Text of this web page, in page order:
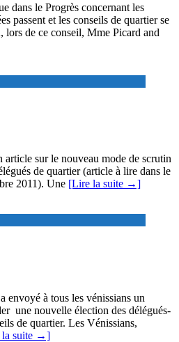
dans le Progrès concernant les
passent et les conseils de quartier se
lors de ce conseil, Mme Picard and
sur le nouveau mode de scrutin
de quartier (article à lire dans le
2011). Une [Lire la suite →]
envoyé à tous les vénissians un
une nouvelle élection des délégués-
de quartier. Les Vénissians,
la suite →]